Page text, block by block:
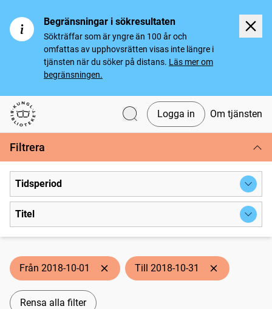
Begränsningar i sökresultaten
Sökträffar som är yngre än 100 år och
omfattas av upphovsrätten visas inte längre i
tjänsten när du söker på distans. Läs mer om
begränsningen.
Svenska tidningar
Logga in Om tjänsten
Filtrera
Tidsperiod
Titel
Från 2018-10-01 Till 2018-10-31
Rensa alla filter